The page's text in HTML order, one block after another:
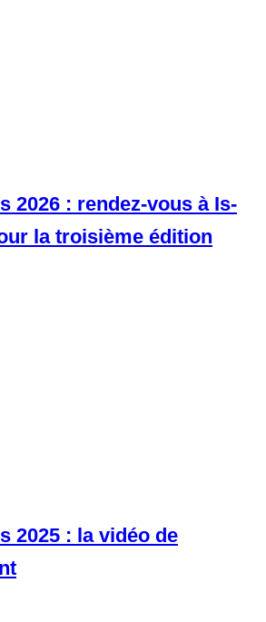
2026 : rendez-vous à Is-
la troisième édition
2025 : la vidéo de